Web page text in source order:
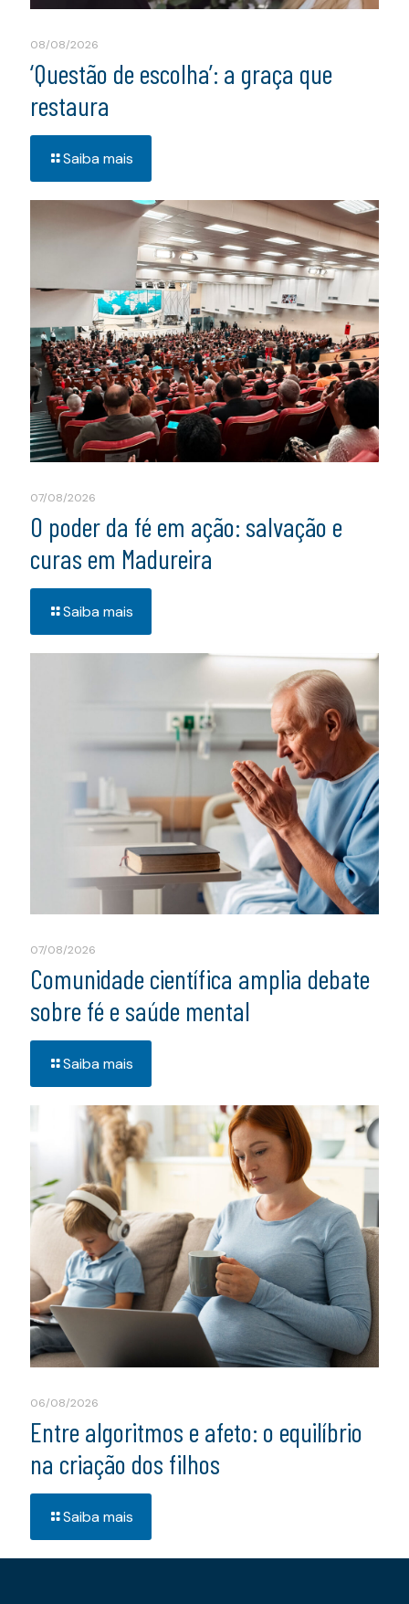
08/08/2026
‘Questão de escolha’: a graça que
restaura
Saiba mais
07/08/2026
O poder da fé em ação: salvação e
curas em Madureira
Saiba mais
07/08/2026
Comunidade científica amplia debate
sobre fé e saúde mental
Saiba mais
06/08/2026
Entre algoritmos e afeto: o equilíbrio
na criação dos filhos
Saiba mais